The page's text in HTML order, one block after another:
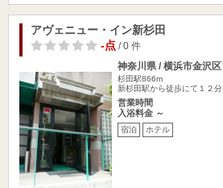
アヴェニュー・イン新杉田
-点/ 0 件
神奈川県 / 横浜市金沢区
杉田駅866m
新杉田駅から徒歩にて１２分
営業時間
入浴料金 ～
宿泊 ホテル